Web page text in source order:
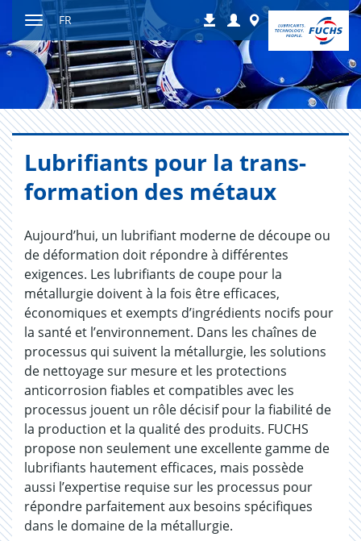
Contenu
Afficher
resp.
masquer
navigation
Téléchargements
LoginWorldwide
FR
Lubri­fiants pour la trans­
for­ma­tion des métaux
Aujourd’hui, un lubrifiant moderne de découpe ou
de déformation doit répondre à différentes
exigences. Les lubrifiants de coupe pour la
métallurgie doivent à la fois être efficaces,
économiques et exempts d’ingrédients nocifs pour
la santé et l’environnement. Dans les chaînes de
processus qui suivent la métallurgie, les solutions
de nettoyage sur mesure et les protections
anticorrosion fiables et compatibles avec les
processus jouent un rôle décisif pour la fiabilité de
la production et la qualité des produits. FUCHS
propose non seulement une excellente gamme de
lubrifiants hautement efficaces, mais possède
aussi l’expertise requise sur les processus pour
répondre parfaitement aux besoins spécifiques
dans le domaine de la métallurgie.